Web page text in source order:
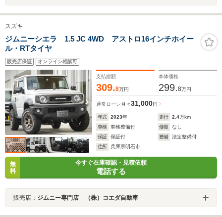
スズキ
ジムニーシエラ 1.5 JC 4WD アストロ16インチホイー
ル・RTタイヤ
販売店保証 オンライン相談可
支払総額
309.8万円
本体価格
299.8万円
通常ローン 月々31,000円
年式 2023年 走行 2.4万km
車検
車検整備付 修復
なし
保証
保証付 整備
法定整備付
住所
兵庫県明石市
無
料
今すぐ在庫確認・見積依頼
電話する
販売店： ジムニー専門店 （株）コエダ自動車